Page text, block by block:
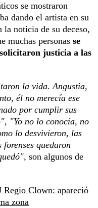
se mostraron
dando el artista en su
noticia de su deceso,
muchas personas se
justicia a las
la vida. Angustia,
él no merecía ese
por cumplir sus
"Yo no lo conocía, no
lo desvivieron, las
quedaron
son algunos de
Clown: apareció
zona